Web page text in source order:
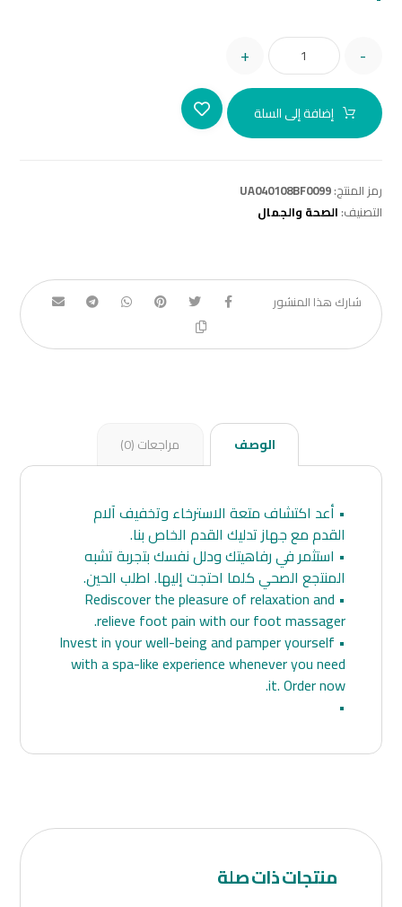
-
+
إضافة إلى السلة
رمز المنتج:UA040108BF0099
التصنيف: الصحة والجمال
الوصف مراجعات (0)
• أعد اكتشاف متعة الاسترخاء وتخفيف آلام
القدم مع جهاز تدليك القدم الخاص بنا.
• استثمر في رفاهيتك ودلل نفسك بتجربة تشبه
المنتجع الصحي كلما احتجت إليها. اطلب الحين.
• Rediscover the pleasure of relaxation and
relieve foot pain with our foot massager.
• Invest in your well-being and pamper yourself
with a spa-like experience whenever you need
it. Order now.
•
منتجات ذات صلة